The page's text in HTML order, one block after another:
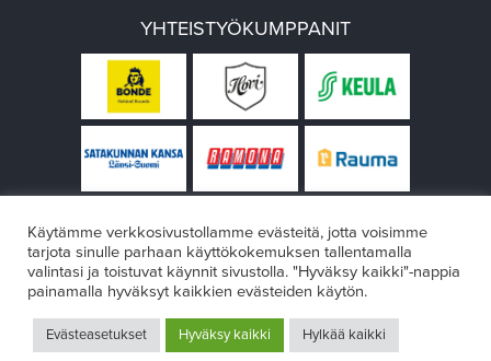
YHTEISTYÖKUMPPANIT
Design:VÄRIKÄS
Käytämme verkkosivustollamme evästeitä, jotta voisimme
tarjota sinulle parhaan käyttökokemuksen tallentamalla
valintasi ja toistuvat käynnit sivustolla. "Hyväksy kaikki"-nappia
painamalla hyväksyt kaikkien evästeiden käytön.
Evästeasetukset Hyväksy kaikki Hylkää kaikki